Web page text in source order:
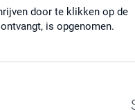
door te klikken op de
is opgenomen.